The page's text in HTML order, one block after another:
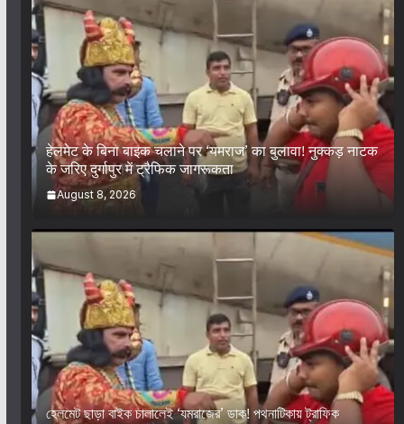
हेलमेट के बिना बाइक चलाने पर ‘यमराज’ का बुलावा! नुक्कड़ नाटक
के जरिए दुर्गापुर में ट्रैफिक जागरूकता
August 8, 2026
হেলমেট ছাড়া বাইক চালালেই ‘যমরাজের’ ডাক! পথনাটিকায় ট্রাফিক